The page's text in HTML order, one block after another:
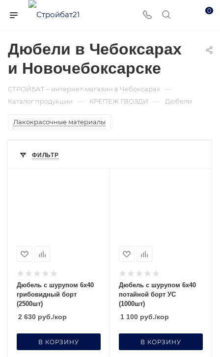
0
Дюбели в Чебоксарах
и Новочебоксарске
СТРОЙБАТ – интернет-магазин в Чебоксарах —
Каталог продукции — КРЕПЕЖ ГВОЗДИ — Дюбели
Лакокрасочные материалы
ФИЛЬТР
Дюбель с шурупом 6х40
грибовидный борт
(2500шт)
2 630 руб./кор
В КОРЗИНУ
Дюбель с шурупом 6х40
потайной борт УС
(1000шт)
1 100 руб./кор
В КОРЗИНУ